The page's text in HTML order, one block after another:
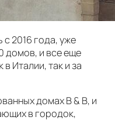
2016 года, уже
домов, и все еще
Италии, так и за
домах B & B, и
в городок,